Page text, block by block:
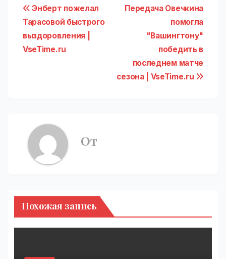
Навигация
по
записям
Передача Овечкина
помогла
"Вашингтону"
победить в
последнем матче
сезона | VseTime.ru
Энберт пожелал
Тарасовой быстрого
выздоровления |
VseTime.ru
От
Похожая запись